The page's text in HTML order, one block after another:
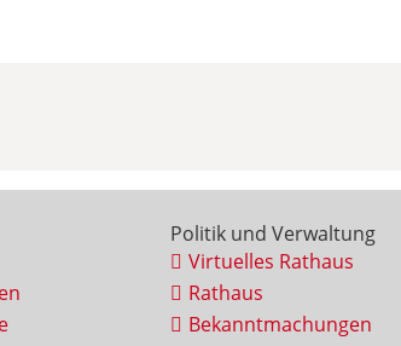
Politik und Verwaltung
Virtuelles Rathaus
Rathaus
Bekanntmachungen